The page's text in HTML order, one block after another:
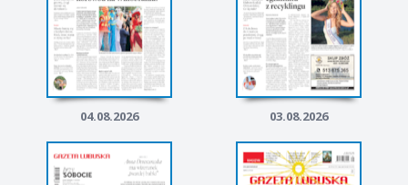
04.08.2026 03.08.2026